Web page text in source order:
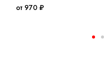
от 970 ₽